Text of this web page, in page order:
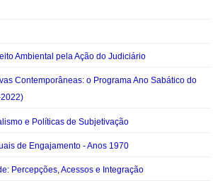
Ambiental pela Ação do Judiciário
Contemporâneas: o Programa Ano Sabático do
2022)
e Políticas de Subjetivação
de Engajamento - Anos 1970
Percepções, Acessos e Integração